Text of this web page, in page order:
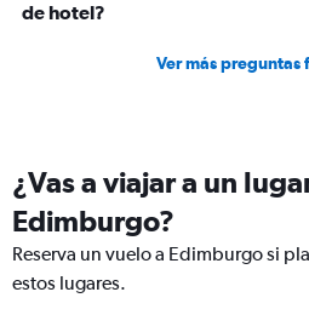
de hotel?
Ver más preguntas
¿Vas a viajar a un
Edimburgo?
Reserva un vuelo a Edimburgo si
estos lugares.